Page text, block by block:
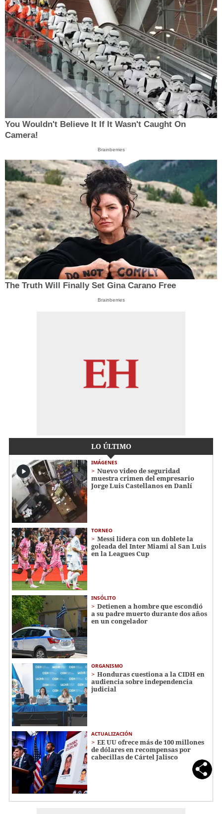
You Wouldn't Believe It If It Wasn't Caught On
Camera!
Brainberries
The Truth Will Finally Set Gina Carano Free
Brainberries
LO ÚLTIMO
IMÁGENES
Nuevo video de seguridad
muestra crimen del empresario
Jorge Luis Castellanos en Danlí
TORNEO
Messi lidera con un doblete la
goleada del Inter Miami al San Luis
en la Leagues Cup
INSÓLITO
Detienen a hombre que escondió
a su padre muerto durante dos años
en un congelador
ORGANISMO
Honduras cuestiona a la CIDH en
audiencia sobre independencia
judicial
ACTUALIZACIÓN
EE UU ofrece más de 100 millones
de dólares en recompensas por
cabecillas de Cártel Jalisco